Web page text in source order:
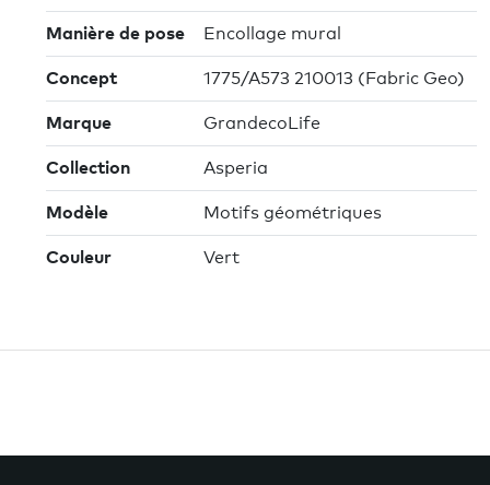
Manière de pose Encollage mural
Concept 1775/A573 210013 (Fabric Geo)
Marque GrandecoLife
Collection Asperia
Modèle Motifs géométriques
Couleur Vert